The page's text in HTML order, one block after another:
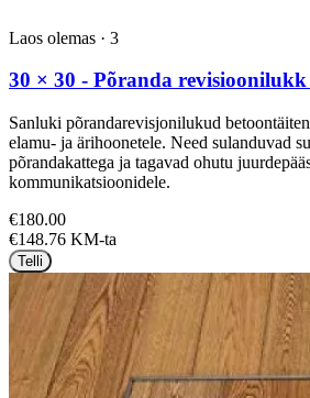
Laos olemas · 3
30 × 30 - Põranda
Sanluki põrandarevisjonilukud
elamu- ja ärihoonetele. Need sulanduvad
põrandakattega ja tagavad ohutu
kommunikatsioonidele.
€180.00
€148.76 KM-ta
Telli